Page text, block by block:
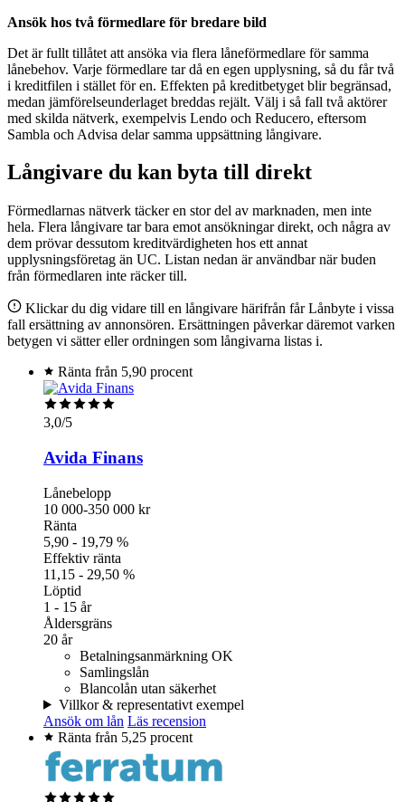
Ansök hos två förmedlare för bredare bild
Det är fullt tillåtet att ansöka via flera låneförmedlare för samma
lånebehov. Varje förmedlare tar då en egen upplysning, så du får två
i kreditfilen i stället för en. Effekten på kreditbetyget blir begränsad,
medan jämförelseunderlaget breddas rejält. Välj i så fall två aktörer
med skilda nätverk, exempelvis Lendo och Reducero, eftersom
Sambla och Advisa delar samma uppsättning långivare.
Långivare du kan byta till direkt
Förmedlarnas nätverk täcker en stor del av marknaden, men inte
hela. Flera långivare tar bara emot ansökningar direkt, och några av
dem prövar dessutom kreditvärdigheten hos ett annat
upplysningsföretag än UC. Listan nedan är användbar när buden
från förmedlaren inte räcker till.
Klickar du dig vidare till en långivare härifrån får Lånbyte i vissa
fall ersättning av annonsören. Ersättningen påverkar däremot varken
betygen vi sätter eller ordningen som långivarna listas i.
Ränta från 5,90 procent
3,0/5
Avida Finans
Lånebelopp
10 000-350 000 kr
Ränta
5,90 - 19,79 %
Effektiv ränta
11,15 - 29,50 %
Löptid
1 - 15 år
Åldersgräns
20 år
Betalningsanmärkning OK
Samlingslån
Blancolån utan säkerhet
Villkor & representativt exempel
Ansök om lån Läs recension
Ränta från 5,25 procent